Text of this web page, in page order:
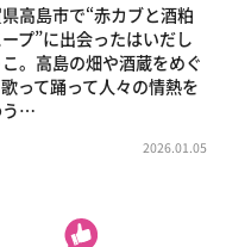
高島市で“赤カブと酒粕
プ”に出会ったはいだし
こ。高島の畑や酒蔵をめぐ
って踊って人々の情熱を
う…
2026.01.05